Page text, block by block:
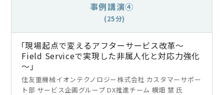
事例講演④
(25分)
「現場起点で変えるアフターサービス改革～
Field Serviceで実現した非属人化と対応力強化
～」
住友重機械イオンテクノロジー株式会社 カスタマーサポー
ト部 サービス企画グループ DX推進チーム 横畑 慧 氏